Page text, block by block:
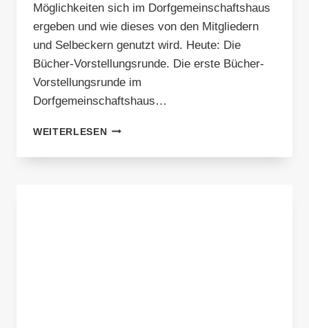
Möglichkeiten sich im Dorfgemeinschaftshaus
ergeben und wie dieses von den Mitgliedern
und Selbeckern genutzt wird. Heute: Die
Bücher-Vorstellungsrunde. Die erste Bücher-
Vorstellungsrunde im
Dorfgemeinschaftshaus…
WEITERLESENOFF
BÜCHER-